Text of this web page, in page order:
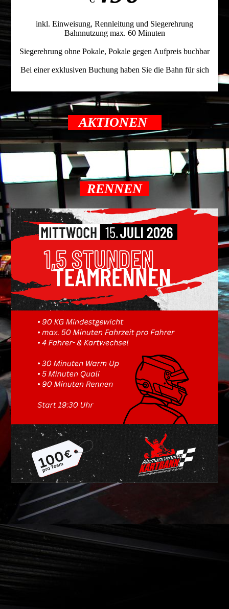
inkl. Einweisung, Rennleitung und Siegerehrung
Bahnnutzung max. 60 Minuten
Siegerehrung ohne Pokale, Pokale gegen Aufpreis buchbar
Bei einer exklusiven Buchung haben Sie die Bahn für sich
AKTIONEN
RENNEN